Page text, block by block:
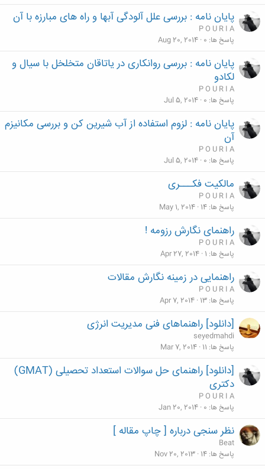
پایان نامه : بررسی علل آلودگی آبها و راه های مبارزه با آن
P O U R I A
پاسخ ها 0
Aug 20, 2014
پایان نامه : بررسی روانکاری در یاتاقان متخلخل با سیال و
لکادو
P O U R I A
پاسخ ها 0
Jul 5, 2014
پایان نامه : لزوم استفاده از آب شیرین کن و بررسی مکانیزم
آن‎
P O U R I A
پاسخ ها 0
Jul 5, 2014
مالکیت فکـــری
P O U R I A
پاسخ ها 14
May 1, 2014
راهنمای نگارش رزومه !
P O U R I A
پاسخ ها 1
Apr 27, 2014
راهنمایی در زمینه نگارش مقالات
P O U R I A
پاسخ ها 13
Apr 7, 2014
[دانلود] راهنماهای فنی مدیریت انرژی
seyedmahdi
پاسخ ها 11
Mar 7, 2014
[دانلود] راهنمای حل سوالات استعداد تحصیلی (GMAT)
دکتری
P O U R I A
پاسخ ها 0
Jan 20, 2014
نظر سنجی درباره [ چاپ مقاله ]
Beat
پاسخ ها 14
Nov 20, 2013